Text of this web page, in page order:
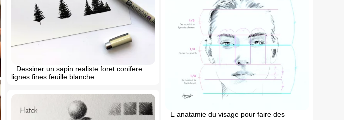
Dessiner un sapin realiste foret conifere
lignes fines feuille blanche
L anatamie du visage pour faire des